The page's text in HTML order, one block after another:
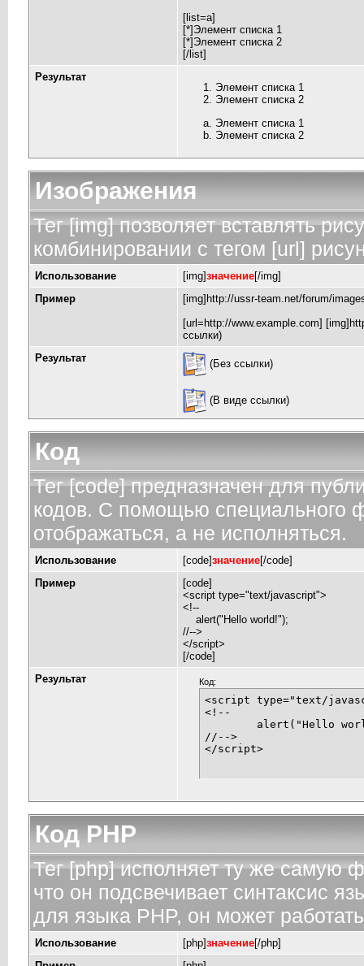
[list=a]
[*]Элемент списка 1
[*]Элемент списка 2
[/list]
Результат
Элемент списка 1
Элемент списка 2
Элемент списка 1
Элемент списка 2
Изображения
Тег [img] позволяет вставлять
комбинировании с тегом [url]
Использование [img]значение[/img]
Пример
[img]http://ussr-team.net/forum/
[url=http://www.example.com]
ссылки)
Результат
(Без ссылки)
(В виде ссылки)
Код
Тег [code] предназначен для
кодов. С помощью специального
отображаться, а не исполняться.
Использование [code]значение[/code]
Пример
[code]
<script type="text/javascript">
<!--
alert("Hello world!");
//-->
</script>
[/code]
Результат
Код:
<script type="text/
<!--
//-->
</script>
Код PHP
Тег [php] исполняет ту же самую
что он подсвечивает синтаксис
для языка PHP, он может
Использование [php]значение[/php]